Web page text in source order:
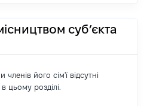
суб’єкта
його сім'ї відсутні
цьому розділі.